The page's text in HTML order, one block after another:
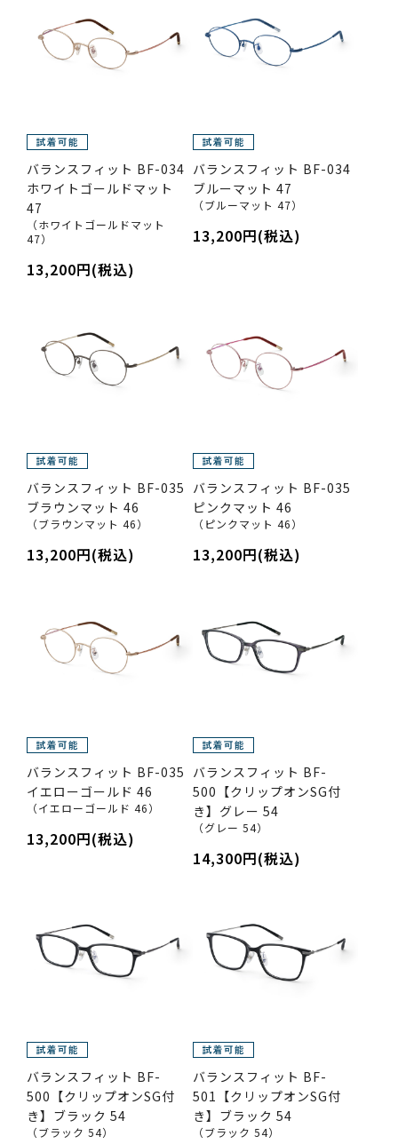
バランスフィット BF-034
ホワイトゴールドマット
47
（ホワイトゴールドマット
47）
13,200円(税込)
バランスフィット BF-034
ブルーマット 47
（ブルーマット 47）
13,200円(税込)
バランスフィット BF-035
ブラウンマット 46
（ブラウンマット 46）
13,200円(税込)
バランスフィット BF-035
ピンクマット 46
（ピンクマット 46）
13,200円(税込)
バランスフィット BF-035
イエローゴールド 46
（イエローゴールド 46）
13,200円(税込)
バランスフィット BF-
500【クリップオンSG付
き】グレー 54
（グレー 54）
14,300円(税込)
バランスフィット BF-
500【クリップオンSG付
き】ブラック 54
（ブラック 54）
バランスフィット BF-
501【クリップオンSG付
き】ブラック 54
（ブラック 54）